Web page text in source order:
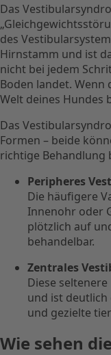
Das
des
Hirnstamm und ist
nicht bei jedem
Boden landet. Wenn
Welt deines Hundes
Das
Formen – beide
richtige Behandlung
Peripheres
Die häufigere
Innenohr oder
plötzlich auf
behandelbar.
Zentrales
Diese
und ist deutlich
und gezielte
Wie sehen